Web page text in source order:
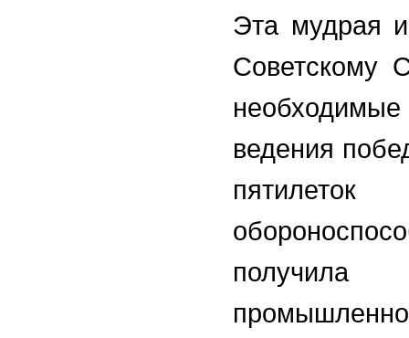
Эта мудрая
Советскому
ведения